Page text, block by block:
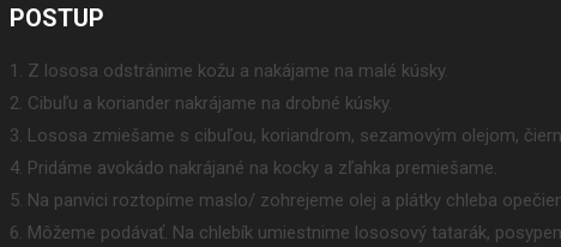
POSTUP
1. Z lososa odstránime kožu a nakájame na malé kúsky.
2. Cibuľu a koriander nakrájame na drobné kúsky.
3. Lososa zmiešame s cibuľou, koriandrom, sezamovým olejom,
4. Pridáme avokádo nakrájané na kocky a zľahka premiešame.
5. Na panvici roztopíme maslo/ zohrejeme olej a plátky chleba
6. Môžeme podávať. Na chlebík umiestnime lososový tatarák,